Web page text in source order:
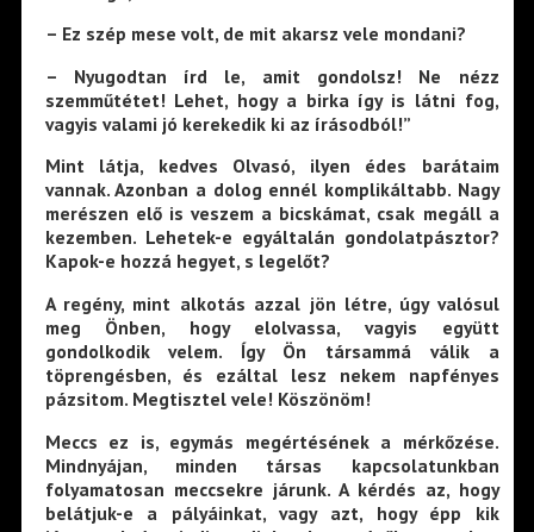
– Ez szép mese volt, de mit akarsz vele mondani?
– Nyugodtan írd le, amit gondolsz! Ne nézz
szemműtétet! Lehet, hogy a birka így is látni fog,
vagyis valami jó kerekedik ki az írásodból!”
Mint látja, kedves Olvasó, ilyen édes barátaim
vannak. Azonban a dolog ennél komplikáltabb. Nagy
merészen elő is veszem a bicskámat, csak megáll a
kezemben. Lehetek-e egyáltalán gondolatpásztor?
Kapok-e hozzá hegyet, s legelőt?
A regény, mint alkotás azzal jön létre, úgy valósul
meg Önben, hogy elolvassa, vagyis együtt
gondolkodik velem. Így Ön társammá válik a
töprengésben, és ezáltal lesz nekem napfényes
pázsitom. Megtisztel vele! Köszönöm!
Meccs ez is, egymás megértésének a mérkőzése.
Mindnyájan, minden társas kapcsolatunkban
folyamatosan meccsekre járunk. A kérdés az, hogy
belátjuk-e a pályáinkat, vagy azt, hogy épp kik